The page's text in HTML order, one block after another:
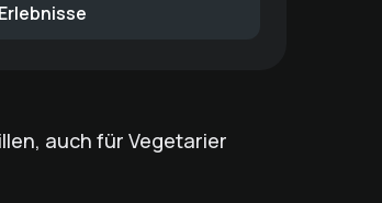
auch für Vegetarier